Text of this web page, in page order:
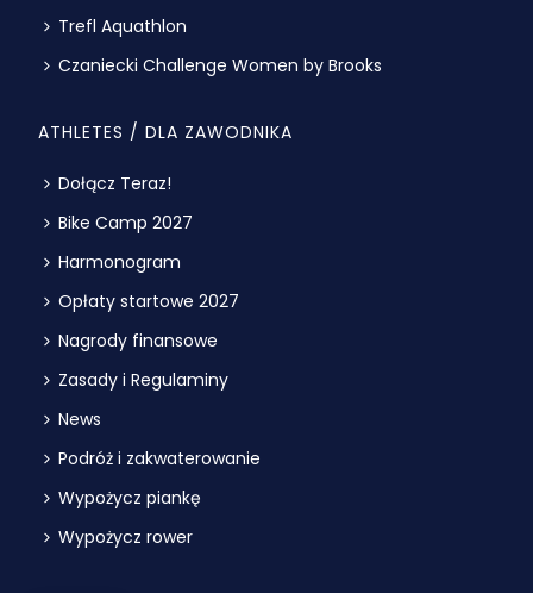
Trefl Aquathlon
Czaniecki Challenge Women by Brooks
ATHLETES / DLA ZAWODNIKA
Dołącz Teraz!
Bike Camp 2027
Harmonogram
Opłaty startowe 2027
Nagrody finansowe
Zasady i Regulaminy
News
Podróż i zakwaterowanie
Wypożycz piankę
Wypożycz rower